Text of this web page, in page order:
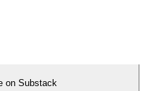
on Substack